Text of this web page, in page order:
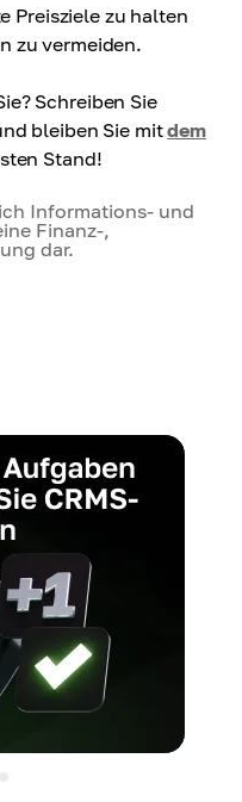
Preisziele zu halten
zu vermeiden.
Schreiben Sie
bleiben Sie mitdem
Stand!
Informations- und
Finanz-,
dar.